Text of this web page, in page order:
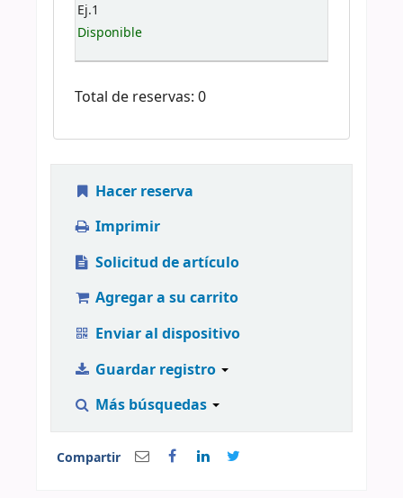
Ej.1
Disponible
Total de reservas: 0
Hacer reserva
Imprimir
Solicitud de artículo
Agregar a su carrito
Enviar al dispositivo
Guardar registro
Más búsquedas
Compartir